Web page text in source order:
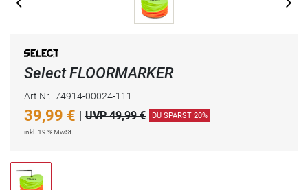
Select FLOORMARKER
Art.Nr.: 74914-00024-111
39,99 € | UVP 49,99 € DU SPARST 20%
inkl. 19 % MwSt.